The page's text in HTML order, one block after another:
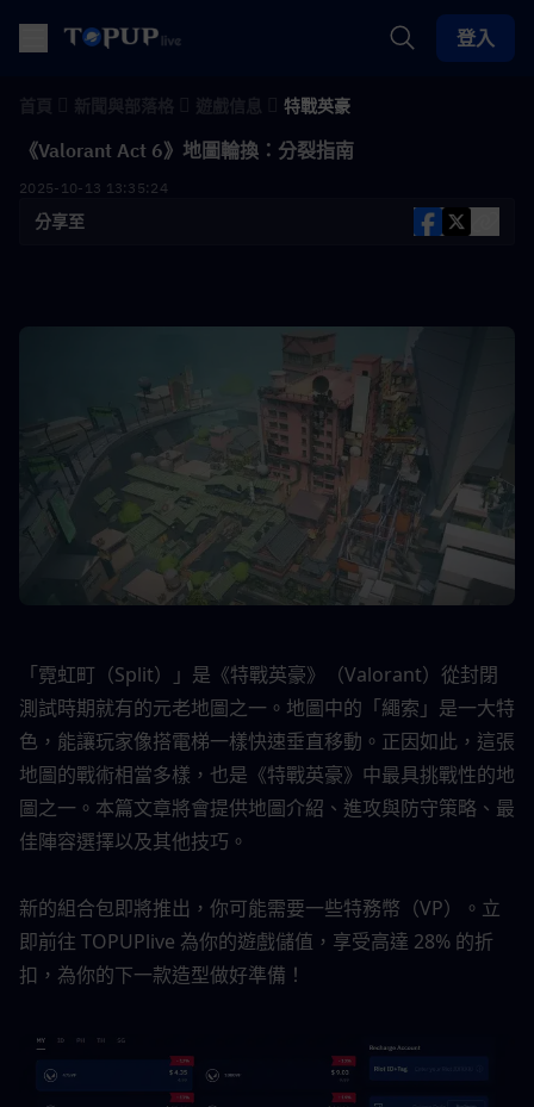
登入
特戰英豪
《Valorant Act 6》地圖輪換：分裂指南
2025-10-13 13:35:24
分享至
「霓虹町（Split）」是《特戰英豪》（Valorant）從封閉
測試時期就有的元老地圖之一。地圖中的「繩索」是一大特
色，能讓玩家像搭電梯一樣快速垂直移動。正因如此，這張
地圖的戰術相當多樣，也是《特戰英豪》中最具挑戰性的地
圖之一。本篇文章將會提供地圖介紹、進攻與防守策略、最
佳陣容選擇以及其他技巧。
新的組合包即將推出，你可能需要一些特務幣（VP）。立
即前往 TOPUPlive 為你的遊戲儲值，享受高達 28% 的折
扣，為你的下一款造型做好準備！